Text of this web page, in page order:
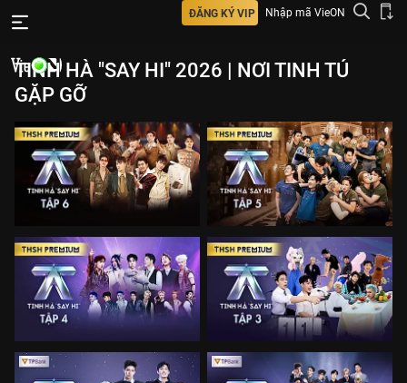
ĐĂNG KÝ VIP Nhập mã VieON
TINH HÀ "SAY HI" 2026 | NƠI TINH TÚ
GẶP GỠ
TINH HÀ "SAY HI" 2026 | NƠI TINH TÚ GẶP GỠ: Playlist
Tinh Hà Say Hi 2026 - MV Theme Song: TOGETHER WE
SHINE, Tinh Hà Say Hi - [Highlight Tập 1] Quang Hùng -
Wren Evans nín thở với cú oneshot, màn chơi đẹp từ
HURRYKNG, Tinh Hà Say Hi - [Highlight Tập 1] Song Luân
"hiềm khích" WEAN, CAPTAIN BOY đối mặt thử thách lớn,
Tinh Hà Say Hi - [BTS] TINH HÀ UNLOCKED: Phần thi tranh
tài kiến thức của , Tinh Hà Say Hi - [BTS] TINH HÀ
UNLOCKED: Màn "mất kiểm soát" ngôn ngữ hình thể,
WEAN HURRYKNG bị réo tên
Tinh Hà Say Hi - Tập 5 Premium
Tinh Hà Say Hi - Tập 4 Premium Tinh Hà Say Hi - Tập 3 Premium